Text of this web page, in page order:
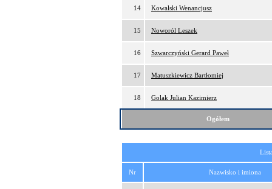
14 Kowalski Wenancjusz
15 Noworól Leszek
16 Szwarczyński Gerard Paweł
17 Matuszkiewicz Bartłomiej
18 Golak Julian Kazimierz
Ogółem
Nr Nazwisko i imiona